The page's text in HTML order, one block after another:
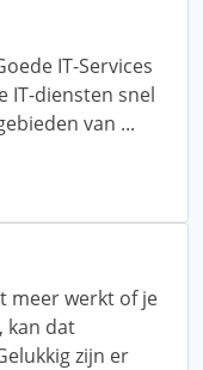
IT-Services
IT-diensten snel
van ...
meer werkt of je
kan dat
zijn er